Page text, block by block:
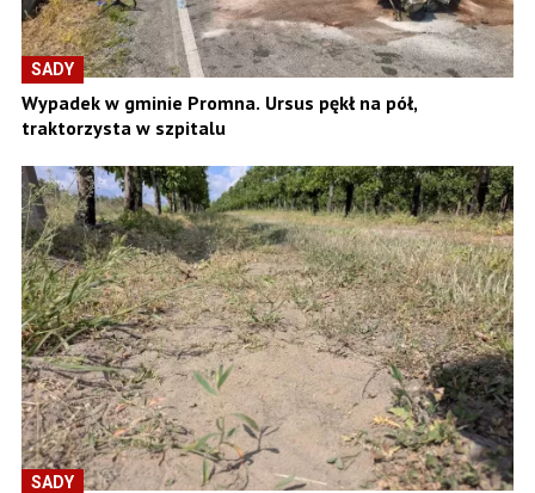
SADY
Wypadek w gminie Promna. Ursus pękł na pół,
traktorzysta w szpitalu
SADY